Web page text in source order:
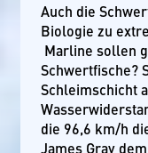
Auch die
Biologie zu
Marline sollen
Schwertfische?
Schleimschicht
die 96,6 km/h
James Gray